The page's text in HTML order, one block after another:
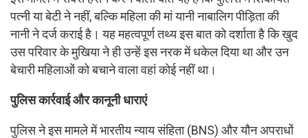
पत्नी या बेटी ने नहीं, बल्कि महिला की मां यानी नाबालिग पीड़िता की
नानी ने दर्ज कराई है। यह महत्वपूर्ण तथ्य इस बात को दर्शाता है कि खुद
उस परिवार के मुखिया ने ही उन्हें इस नरक में धकेल दिया था और उन
बेचारी महिलाओं को बचाने वाला वहां कोई नहीं था।
पुलिस कार्रवाई और कानूनी धाराएं
पुलिस ने इस मामले में भारतीय न्याय संहिता (BNS) और यौन अपराधों